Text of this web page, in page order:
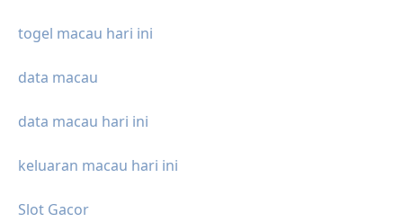
togel macau hari ini
data macau
data macau hari ini
keluaran macau hari ini
Slot Gacor